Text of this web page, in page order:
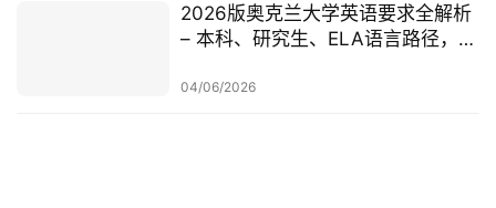
2026版奥克兰大学英语要求全解析
– 本科、研究生、ELA语言路径，一
04/06/2026